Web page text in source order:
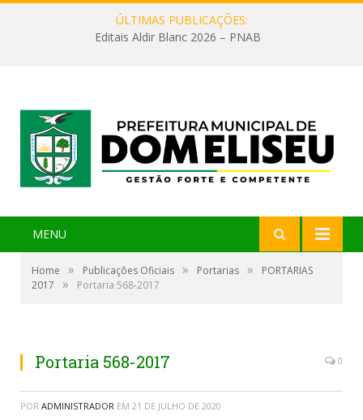
ÚLTIMAS PUBLICAÇÕES:
Editais Aldir Blanc 2026 – PNAB
MENU
Home » Publicações Oficiais » Portarias »
PORTARIAS
2017
» Portaria 568-2017
Portaria 568-2017 0
POR ADMINISTRADOR EM 21 DE JULHO DE 2020